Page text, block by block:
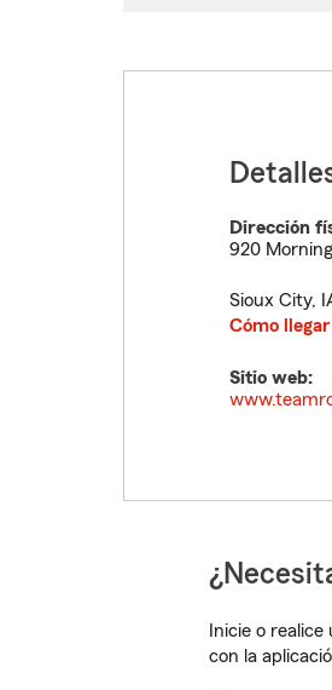
Dirección
920
Sioux City,
Cómo llegar
Sitio web:
Inicie o
con la